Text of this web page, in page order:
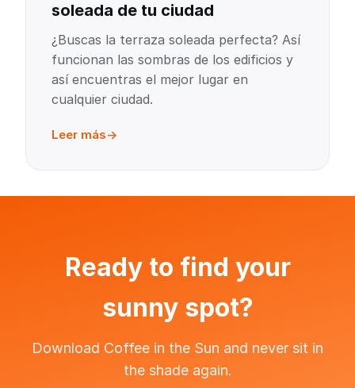
soleada de tu ciudad
¿Buscas la terraza soleada perfecta? Así
funcionan las sombras de los edificios y
así encuentras el mejor lugar en
cualquier ciudad.
Leer más
Ready to find your
sunny spot?
Download Coffee in the Sun and never sit in
the shade again.